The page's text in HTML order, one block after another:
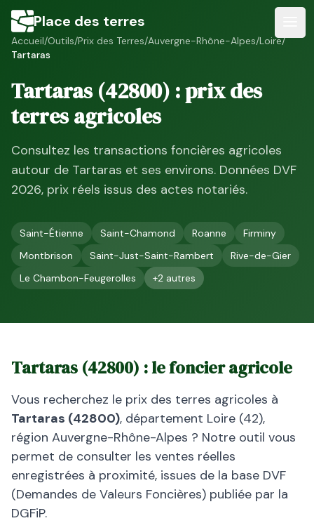
Place des terres
Accueil/Outils/Prix des Terres/Auvergne-Rhône-Alpes/Loire/
Tartaras
Tartaras(42800) : prix des
terres agricoles
Consultez les transactions foncières agricoles
autour de Tartaras et ses environs. Données DVF
2026, prix réels issus des actes notariés.
Saint-Étienne Saint-Chamond Roanne
Firminy
Montbrison
Saint-Just-Saint-Rambert
Rive-de-Gier
Le Chambon-Feugerolles
+2 autres
Tartaras (42800) : le foncier agricole
Vous recherchez le prix des terres agricoles à
Tartaras (42800), département Loire (42),
région Auvergne-Rhône-Alpes ? Notre outil vous
permet de consulter les ventes réelles
enregistrées à proximité, issues de la base DVF
(Demandes de Valeurs Foncières) publiée par la
DGFiP.